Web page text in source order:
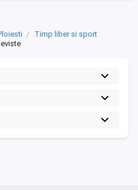
Timp liber si sport